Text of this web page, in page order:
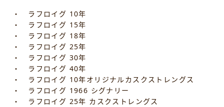
・ ラフロイグ 10年
・ ラフロイグ 15年
・ ラフロイグ 18年
・ ラフロイグ 25年
・ ラフロイグ 30年
・ ラフロイグ 40年
・ ラフロイグ 10年オリジナルカスクストレングス
・ ラフロイグ 1966 シグナリー
・ ラフロイグ 25年 カスクストレングス